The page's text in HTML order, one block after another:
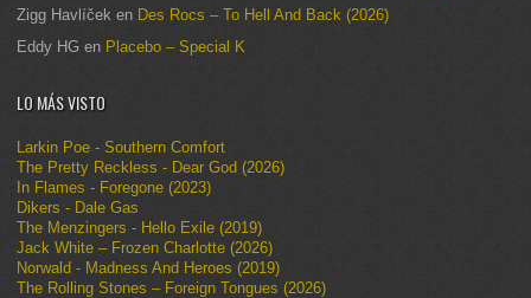
Zigg Havlíček en Des Rocs – To Hell And Back (2026)
Eddy HG en Placebo – Special K
LO MÁS VISTO
Larkin Poe - Southern Comfort
The Pretty Reckless - Dear God (2026)
In Flames - Foregone (2023)
Dikers - Dale Gas
The Menzingers - Hello Exile (2019)
Jack White – Frozen Charlotte (2026)
Norwald - Madness And Heroes (2019)
The Rolling Stones – Foreign Tongues (2026)